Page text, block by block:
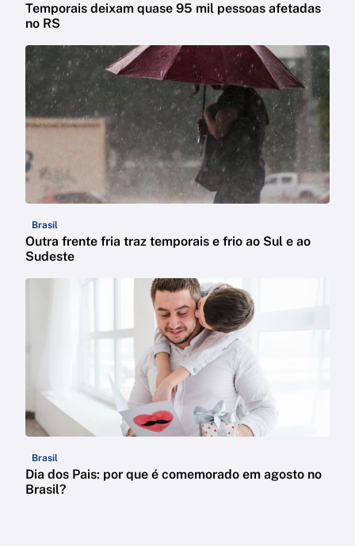
Temporais deixam quase 95 mil pessoas afetadas
no RS
Brasil
Outra frente fria traz temporais e frio ao Sul e ao
Sudeste
Brasil
Dia dos Pais: por que é comemorado em agosto no
Brasil?